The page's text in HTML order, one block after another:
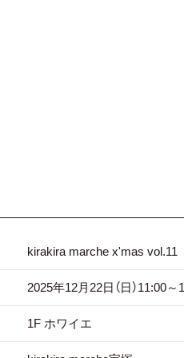
kirakira marche x'mas vol.11
2025年12月22日（日）11:00～
1F ホワイエ